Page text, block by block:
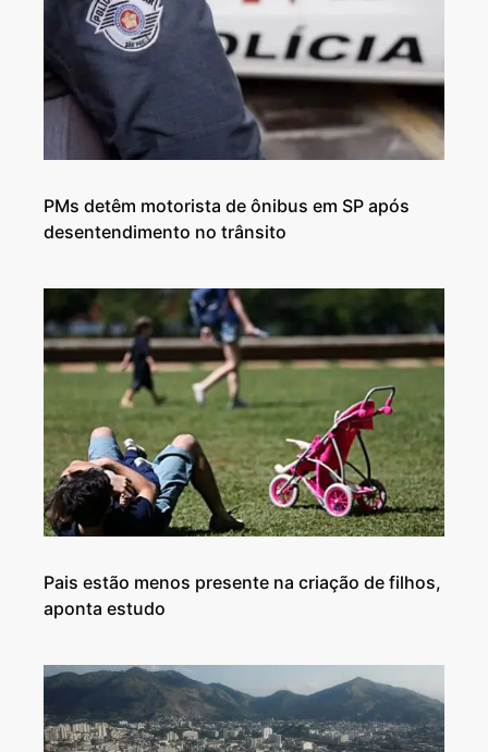
PMs detêm motorista de ônibus em SP após
desentendimento no trânsito
Pais estão menos presente na criação de filhos,
aponta estudo